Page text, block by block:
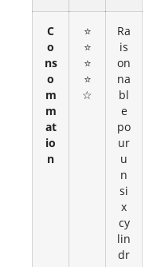
C
o
ns
o
m
m
at
io
n
⭐
⭐
⭐
⭐
☆
Ra
is
on
na
bl
e
po
ur
u
n
si
x
cy
lin
dr